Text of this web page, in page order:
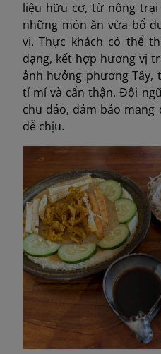
liệu hữu cơ, từ nông
những món ăn vừa bổ
vị. Thực khách có thể
dạng, kết hợp hương vị
ảnh hưởng phương Tây,
tỉ mỉ và cẩn thận. Đội
chu đáo, đảm bảo
dễ chịu.